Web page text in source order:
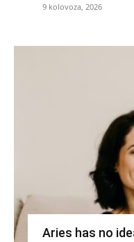
9 kolovoza, 2026
Aries has no